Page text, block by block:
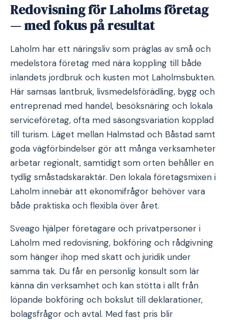
Redovisning för Laholms företag
— med fokus på resultat
Laholm har ett näringsliv som präglas av små och
medelstora företag med nära koppling till både
inlandets jordbruk och kusten mot Laholmsbukten.
Här samsas lantbruk, livsmedelsförädling, bygg och
entreprenad med handel, besöksnäring och lokala
serviceföretag, ofta med säsongsvariation kopplad
till turism. Läget mellan Halmstad och Båstad samt
goda vägförbindelser gör att många verksamheter
arbetar regionalt, samtidigt som orten behåller en
tydlig småstadskaraktär. Den lokala företagsmixen i
Laholm innebär att ekonomifrågor behöver vara
både praktiska och flexibla över året.
Sveago hjälper företagare och privatpersoner i
Laholm med redovisning, bokföring och rådgivning
som hänger ihop med skatt och juridik under
samma tak. Du får en personlig konsult som lär
känna din verksamhet och kan stötta i allt från
löpande bokföring och bokslut till deklarationer,
bolagsfrågor och avtal. Med fast pris blir